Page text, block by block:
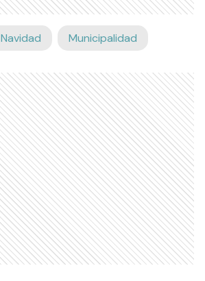
Navidad Municipalidad